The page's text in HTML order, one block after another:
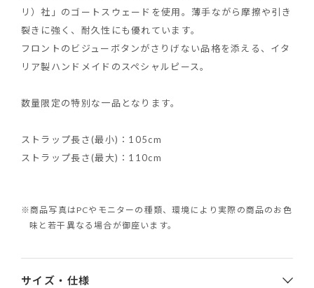
リ）社」のゴートスウェードを使用。薄手ながら摩擦や引き
裂きに強く、耐久性にも優れています。
フロントのビジューボタンがさりげない品格を添える、イタ
リア製ハンドメイドのスペシャルピース。
数量限定の特別な一品となります。
ストラップ長さ(最小)：105cm
ストラップ長さ(最大)：110cm
※商品写真はPCやモニターの種類、環境により実際の商品のお色
味と若干異なる場合が御座います。
サイズ・仕様